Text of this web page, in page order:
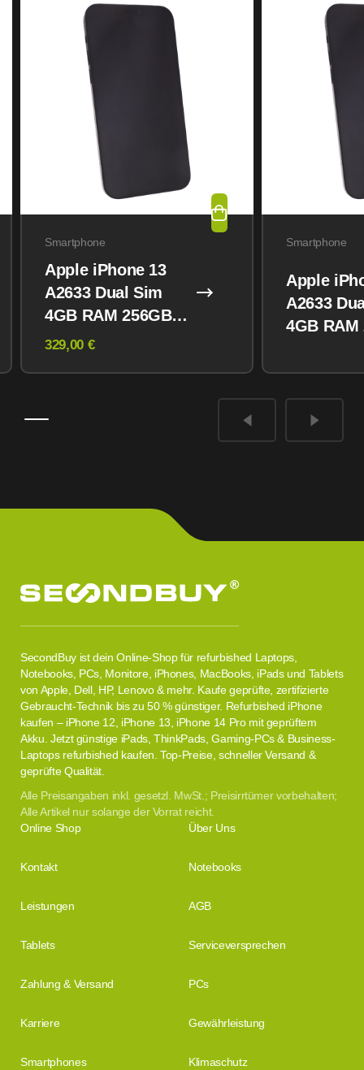
Smartphone
Apple iPhone 13
A2633 Dual Sim
4GB RAM 256GB
Midnight
329,00 €
Smartphone
Apple
A2633
4GB RAM
SecondBuy ist dein Online-Shop für refurbished Laptops,
Notebooks, PCs, Monitore, iPhones, MacBooks, iPads und Tablets
von Apple, Dell, HP, Lenovo & mehr. Kaufe geprüfte, zertifizierte
Gebraucht-Technik bis zu 50 % günstiger. Refurbished iPhone
kaufen – iPhone 12, iPhone 13, iPhone 14 Pro mit geprüftem
Akku. Jetzt günstige iPads, ThinkPads, Gaming-PCs & Business-
Laptops refurbished kaufen. Top-Preise, schneller Versand &
geprüfte Qualität.
Alle Preisangaben inkl. gesetzl. MwSt.; Preisirrtümer vorbehalten;
Alle Artikel nur solange der Vorrat reicht.
Online Shop Über Uns
Kontakt Notebooks
Leistungen AGB
Tablets Serviceversprechen
Zahlung & Versand PCs
Karriere Gewährleistung
Smartphones Klimaschutz